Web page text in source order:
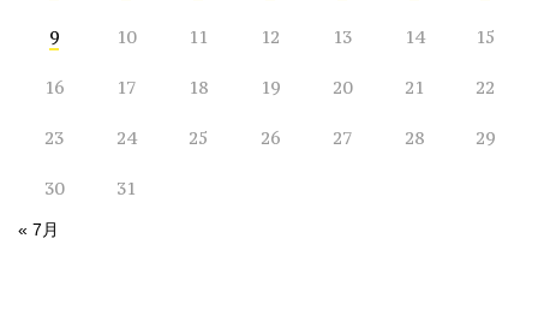
9 10 11 12 13 14 15
16 17 18 19 20 21 22
23 24 25 26 27 28 29
30 31
« 7月